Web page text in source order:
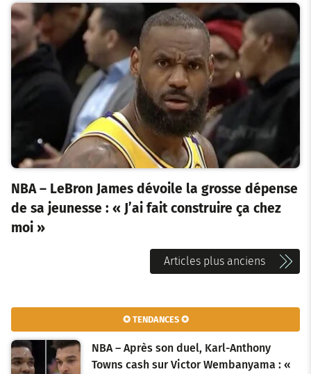
NBA – LeBron James dévoile la grosse dépense
de sa jeunesse : « J’ai fait construire ça chez
moi »
v
i
g
Articles plus anciens
✪ TENDANCES ✪
NBA – Après son duel, Karl-Anthony
Towns cash sur Victor Wembanyama : «